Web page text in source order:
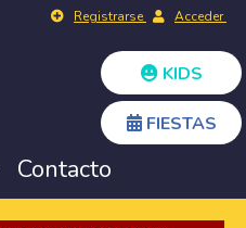
Registrarse Acceder
KIDS
FIESTAS
Contacto